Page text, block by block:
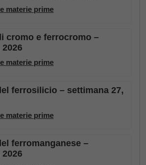
materie prime
cromo e ferrocromo –
materie prime
ferrosilicio – settimana 27,
materie prime
ferromanganese –